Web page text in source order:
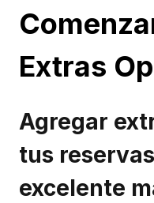
Extras
Agregar
tus
excelente